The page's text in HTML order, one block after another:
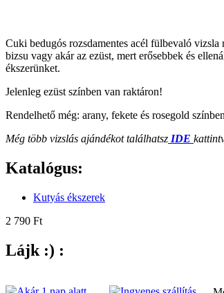
Cuki bedugós rozsdamentes acél fülbevaló
bizsu vagy akár az ezüst, mert erősebbek és
ékszerünket.
Jelenleg ezüst színben van raktáron!
Rendelhető még: arany, fekete és rosegold
Még több vizslás ajándékot találhatsz IDE
Katalógus:
Kutyás ékszerek
2 790 Ft
Lájk :) :